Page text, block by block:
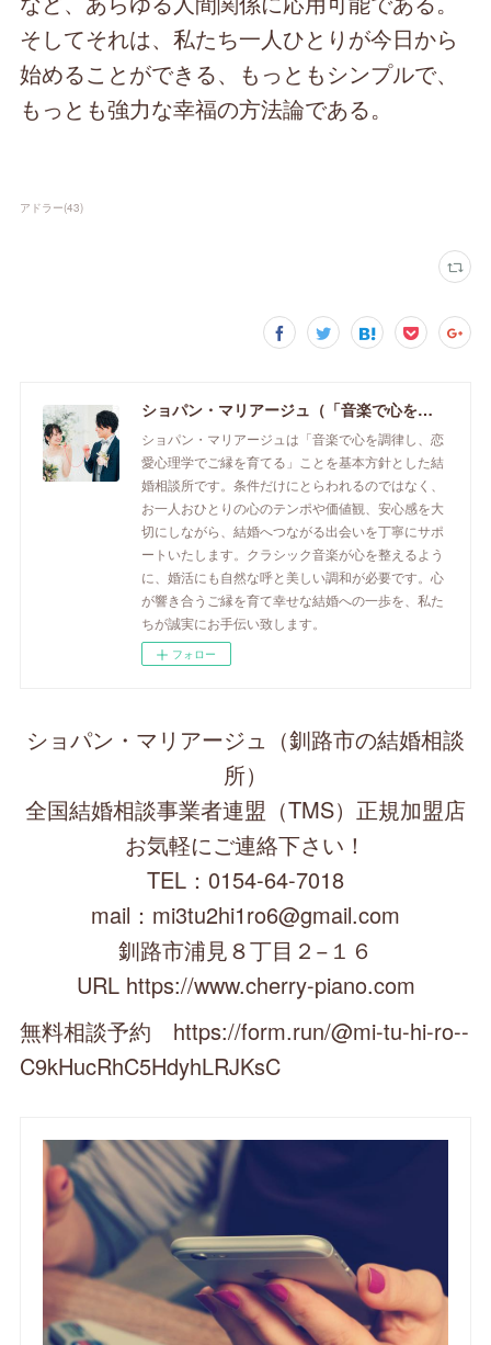
そしてそれは、私たち一人ひとりが今日から
始めることができる、もっともシンプルで、
もっとも強力な幸福の方法論である。
アドラー(43)
ショパン・マリアージュ（「音楽で心を調律し恋愛心理学でご縁を育てる」釧路市の結婚相談所）/ 全国結婚相談事業者連盟正規加盟店 / cherry-piano.com
ショパン・マリアージュは「音楽で心を調律し、恋
愛心理学でご縁を育てる」ことを基本方針とした結
婚相談所です。条件だけにとらわれるのではなく、
お一人おひとりの心のテンポや価値観、安心感を大
切にしながら、結婚へつながる出会いを丁寧にサポ
ートいたします。クラシック音楽が心を整えるよう
に、婚活にも自然な呼と美しい調和が必要です。心
が響き合うご縁を育て幸せな結婚への一歩を、私た
ちが誠実にお手伝い致します。
フォロー
ショパン・マリアージュ（釧路市の結婚相談
所）
全国結婚相談事業者連盟（TMS）正規加盟店
お気軽にご連絡下さい！
TEL：0154-64-7018
mail：mi3tu2hi1ro6@gmail.com
釧路市浦見８丁目２−１６
URL https://www.cherry-piano.com
無料相談予約 https://form.run/@mi-tu-hi-ro--
C9kHucRhC5HdyhLRJKsC